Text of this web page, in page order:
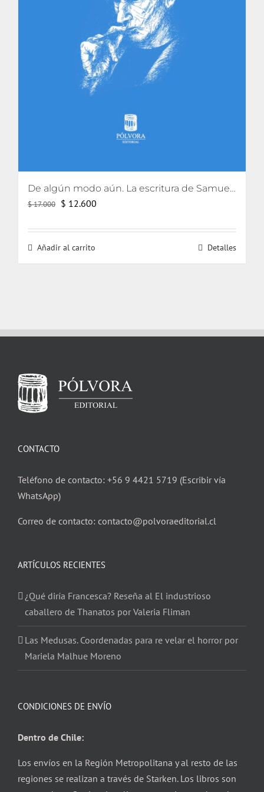
De algún modo aún. La escritura de Samuel Beckett
$17.000 El
original
era:
$ 12.600
actual
Añadir al carrito Detalles
CONTACTO
Teléfono de contacto: +56 9 4421 5719 (Escribir vía
WhatsApp)
Correo de contacto: contacto@polvoraeditorial.cl
ARTÍCULOS RECIENTES
¿Qué diría Francesca? Reseña al El industrioso
caballero de Thanatos por Valeria Fliman
Las Medusas. Coordenadas para re velar el horror por
Mariela Malhue Moreno
CONDICIONES DE ENVÍO
Dentro de Chile:
Los envíos en la Región Metropolitana y al resto de las
regiones se realizan a través de Starken. Los libros son